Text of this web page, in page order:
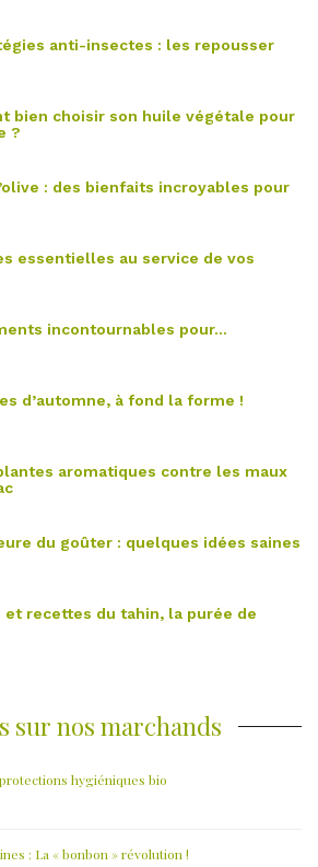
anti-insectes : les repousser
bien choisir son huile végétale pour
?
: des bienfaits incroyables pour
essentielles au service de vos
incontournables pour…
d’automne, à fond la forme !
aromatiques contre les maux
du goûter : quelques idées saines
et recettes du tahin, la purée de
sur nos marchands
hygiéniques bio
: La « bonbon » révolution !